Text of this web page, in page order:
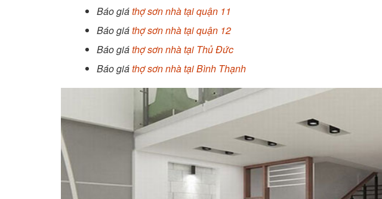
Báo giáthợ sơn nhà tại quận 11
Báo giáthợ sơn nhà tại quận 12
Báo giáthợ sơn nhà tại Thủ Đức
Báo giáthợ sơn nhà tại Bình Thạnh